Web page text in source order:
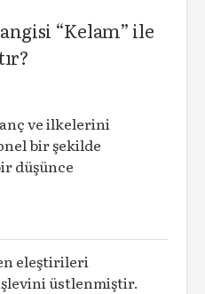
“Kelam” ile
ve ilkelerini
bir şekilde
düşünce
eleştirileri
üstlenmiştir.